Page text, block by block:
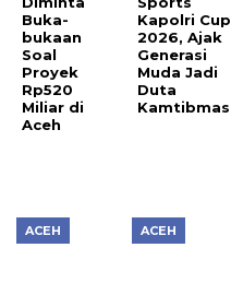
Buka-
bukaan
Soal
Proyek
Rp520
Miliar di
Aceh
Kapolri Cup
2026, Ajak
Generasi
Muda Jadi
Duta
Kamtibmas
ACEH ACEH